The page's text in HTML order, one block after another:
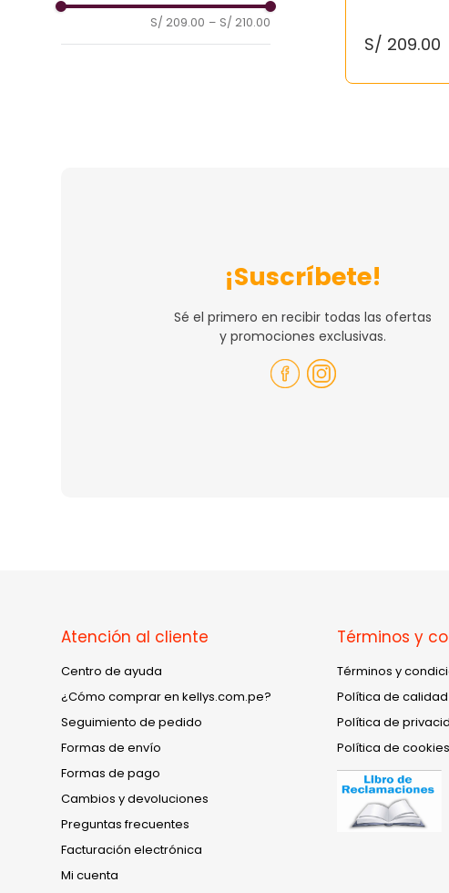
S/ 209.00 – S/ 210.00
S/ 209.00
¡Suscríbete!
Sé el primero en recibir todas las ofertas
y promociones exclusivas.
Atención al cliente
Centro de ayuda
¿Cómo comprar en kellys.com.pe?
Seguimiento de pedido
Formas de envío
Formas de pago
Cambios y devoluciones
Preguntas frecuentes
Facturación electrónica
Mi cuenta
Términos y
Términos y
Política de calidad
Política de
Política de cookies